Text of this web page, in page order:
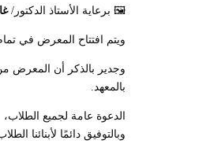
🖼️ برعاية الأستاذ الدكتور/
ويتم افتتاح المعرض في
وجدير بالذكر أن المعرض
بالمعهد.
الدعوة عامة لجميع الطلاب،
وبالتوفيق دائمًا لأبنائنا